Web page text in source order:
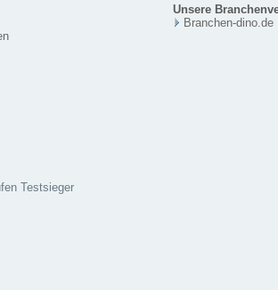
Unsere
Branchen-dino.de
Testsieger